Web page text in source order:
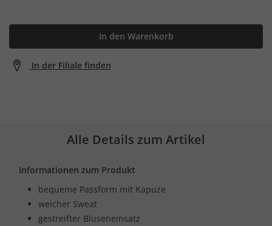
In den Warenkorb
In der Filiale finden
Alle Details zum Artikel
Informationen zum Produkt
bequeme Passform mit Kapuze
weicher Sweat
gestreifter Bluseneinsatz